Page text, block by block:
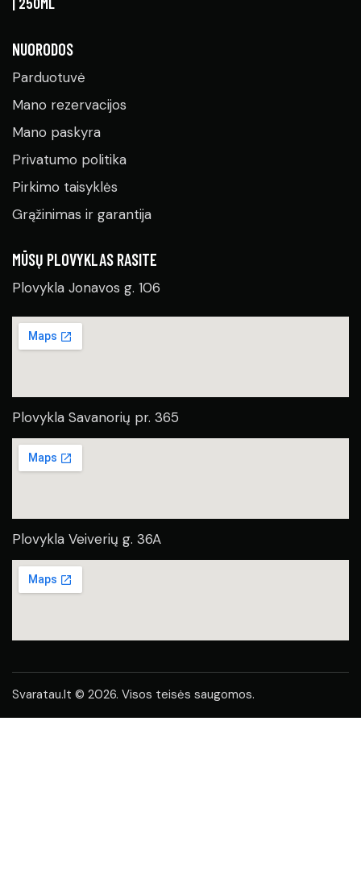
NUORODOS
Parduotuvė
Mano rezervacijos
Mano paskyra
Privatumo politika
Pirkimo taisyklės
Grąžinimas ir garantija
MŪSŲ PLOVYKLAS RASITE
Plovykla Jonavos g. 106
Plovykla Savanorių pr. 365
Plovykla Veiverių g. 36A
Svaratau.lt © 2026. Visos teisės saugomos.